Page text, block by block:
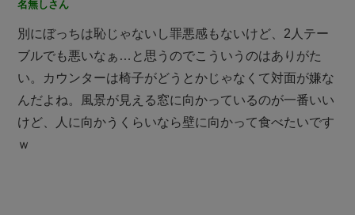
名無しさん
別にぼっちは恥じゃないし罪悪感もないけど、2人テー
ブルでも悪いなぁ…と思うのでこういうのはありがた
い。カウンターは椅子がどうとかじゃなくて対面が嫌な
んだよね。風景が見える窓に向かっているのが一番いい
けど、人に向かうくらいなら壁に向かって食べたいです
ｗ